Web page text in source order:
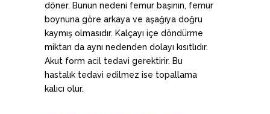
döner. Bunun nedeni femur başının, femur
boynuna göre arkaya ve aşağıya doğru
kaymış olmasıdır. Kalçayı içe döndürme
miktarı da aynı nedenden dolayı kısıtlıdır.
Akut form acil tedavi gerektirir. Bu
hastalık tedavi edilmez ise topallama
kalıcı olur.